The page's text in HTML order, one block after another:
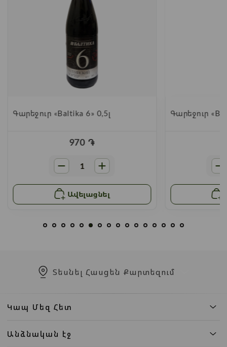
Գարեջուր «Baltika 6» 0,5լ
970 ֏
Ավելացնել
Գարեջուր
Տեսնել Հասցեն Քարտեզում
Կապ Մեզ Հետ
Անձնական էջ